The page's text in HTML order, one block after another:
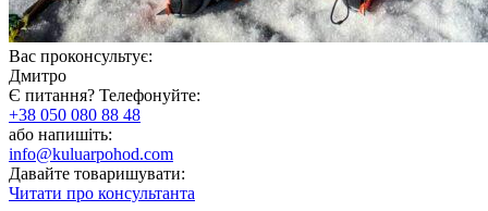
Вас проконсультує:
Дмитро
Є питання? Телефонуйте:
+38 050 080 88 48
або напишіть:
info@kuluarpohod.com
Давайте товаришувати:
Читати про консультанта